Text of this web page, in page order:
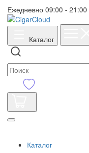
Ежедневно 09:00 - 21:00
Каталог
Каталог